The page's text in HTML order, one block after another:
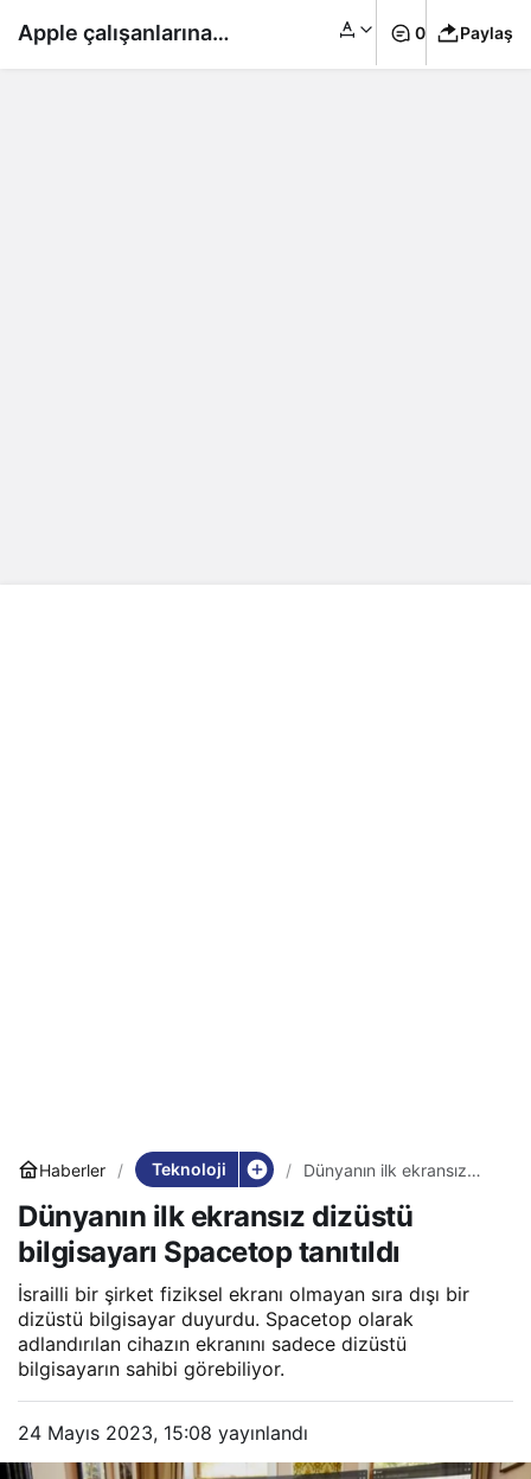
Haberler Teknoloji
Dünyanın ilk ekransız
Spacetop tanıtıldı
Dünyanın ilk ekransız dizüstü
bilgisayarı Spacetop tanıtıldı
İsrailli bir şirket fiziksel ekranı olmayan sıra dışı bir
dizüstü bilgisayar duyurdu. Spacetop olarak
adlandırılan cihazın ekranını sadece dizüstü
bilgisayarın sahibi görebiliyor.
24 Mayıs 2023, 15:08 yayınlandı
Apple çalışanlarına 0 Paylaş